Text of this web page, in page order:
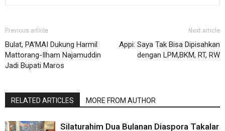
Previous article
Bulat, PA’MAI Dukung Harmil
Mattorang-Ilham Najamuddin
Jadi Bupati Maros
Next article
Appi: Saya Tak Bisa Dipisahkan
dengan LPM,BKM, RT, RW
RELATED ARTICLES MORE FROM AUTHOR
Silaturahim Dua Bulanan Diaspora Takalar